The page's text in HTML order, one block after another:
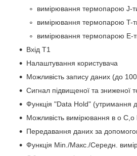
вимірювання термопарою J-
вимірювання термопарою T-
вимірювання термопарою E-
Вхід T1
Налаштування користувача
Можливість запису даних (до
Сигнал підвищеної та зниженої
Функція "Data Hold" (утримання
Можливість вимірювання в o C,o
Передавання даних за
Функція Min./Mакс./Середн.